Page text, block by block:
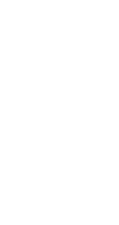
la música
con el
como un
en
proyecto
de la
Force in
que